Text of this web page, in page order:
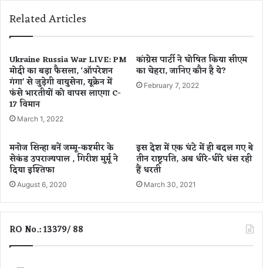
हाँ
ए
खा
ने
के
फा
य
क्ष
द
या
द
व
का
नि
न
,
7
5
ल
उ
Related Articles
Ukraine Russia War LIVE: PM
मोदी का बड़ा फैसला, ‘ऑपरेशन
गंगा’ से जुड़ेगी वायुसेना, यूक्रेन में
फंसे भारतीयों को वापस लाएगा C-
17 विमान
March 1, 2022
कांग्रेस पार्टी ने घोषित किया सीएम
का चेहरा, जानिए कौन है ये?
February 7, 2022
मनोज सिन्हा बनें जम्मू-कश्मीर के
सेकंड उपराज्यपाल , गिरीश मुर्मू ने
दिया इश्तिफा
August 6, 2020
इस देश में एक घंटे में ही बदल गए थे
तीन राष्ट्रपति, अब धीरे-धीरे धंस रही
हैं धरती
March 30, 2021
RO No.: 13379/ 88